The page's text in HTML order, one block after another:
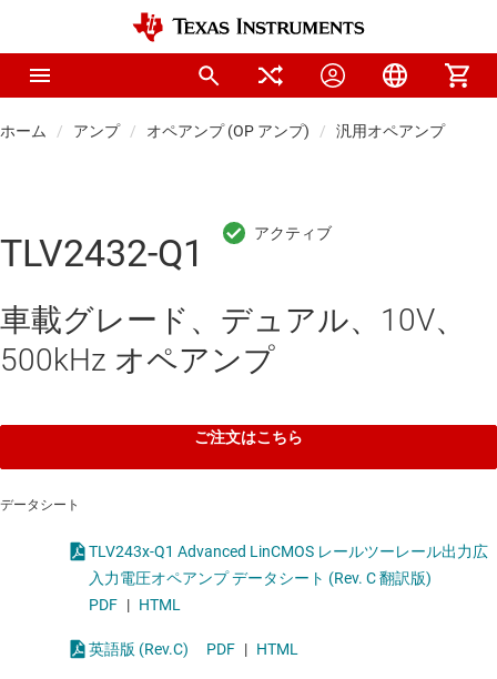
ホーム アンプ オペアンプ (OP アンプ) 汎用オペアンプ
TLV2432-Q1
車載グレード、デュアル、10V、
500kHz オペアンプ
ご注文はこちら
データシート
TLV243x-Q1 Advanced LinCMOS レールツーレール出力広
入力電圧オペアンプ データシート (Rev. C 翻訳版)
PDF | HTML
英語版 (Rev.C) PDF | HTML